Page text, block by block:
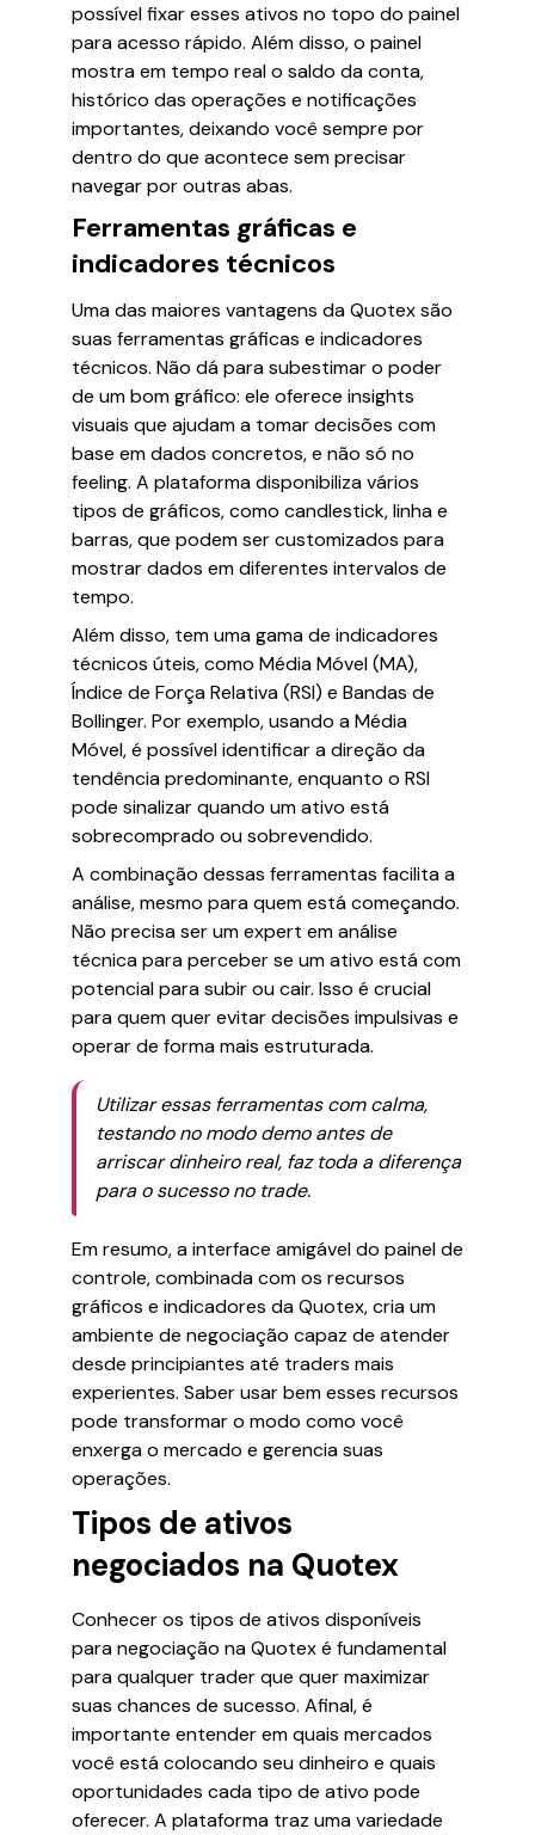
possível fixar esses ativos no topo do painel
para acesso rápido. Além disso, o painel
mostra em tempo real o saldo da conta,
histórico das operações e notificações
importantes, deixando você sempre por
dentro do que acontece sem precisar
navegar por outras abas.
Ferramentas gráficas e
indicadores técnicos
Uma das maiores vantagens da Quotex são
suas ferramentas gráficas e indicadores
técnicos. Não dá para subestimar o poder
de um bom gráfico: ele oferece insights
visuais que ajudam a tomar decisões com
base em dados concretos, e não só no
feeling. A plataforma disponibiliza vários
tipos de gráficos, como candlestick, linha e
barras, que podem ser customizados para
mostrar dados em diferentes intervalos de
tempo.
Além disso, tem uma gama de indicadores
técnicos úteis, como Média Móvel (MA),
Índice de Força Relativa (RSI) e Bandas de
Bollinger. Por exemplo, usando a Média
Móvel, é possível identificar a direção da
tendência predominante, enquanto o RSI
pode sinalizar quando um ativo está
sobrecomprado ou sobrevendido.
A combinação dessas ferramentas facilita a
análise, mesmo para quem está começando.
Não precisa ser um expert em análise
técnica para perceber se um ativo está com
potencial para subir ou cair. Isso é crucial
para quem quer evitar decisões impulsivas e
operar de forma mais estruturada.
Utilizar essas ferramentas com calma,
testando no modo demo antes de
arriscar dinheiro real, faz toda a diferença
para o sucesso no trade.
Em resumo, a interface amigável do painel de
controle, combinada com os recursos
gráficos e indicadores da Quotex, cria um
ambiente de negociação capaz de atender
desde principiantes até traders mais
experientes. Saber usar bem esses recursos
pode transformar o modo como você
enxerga o mercado e gerencia suas
operações.
Tipos de ativos
negociados na Quotex
Conhecer os tipos de ativos disponíveis
para negociação na Quotex é fundamental
para qualquer trader que quer maximizar
suas chances de sucesso. Afinal, é
importante entender em quais mercados
você está colocando seu dinheiro e quais
oportunidades cada tipo de ativo pode
oferecer. A plataforma traz uma variedade